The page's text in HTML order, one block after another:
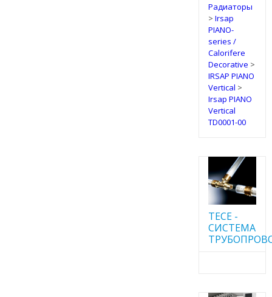
Радиаторы
> Irsap
PIANO-
series /
Calorifere
Decorative >
IRSAP PIANO
Vertical >
Irsap PIANO
Vertical
TD0001-00
TECE -
CИСТЕМА